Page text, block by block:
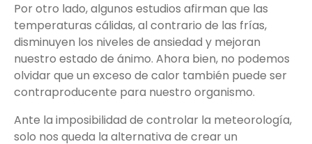
Por otro lado, algunos estudios afirman que las
temperaturas cálidas, al contrario de las frías,
disminuyen los niveles de ansiedad y mejoran
nuestro estado de ánimo. Ahora bien, no podemos
olvidar que un exceso de calor también puede ser
contraproducente para nuestro organismo.
Ante la imposibilidad de controlar la meteorología,
solo nos queda la alternativa de crear un